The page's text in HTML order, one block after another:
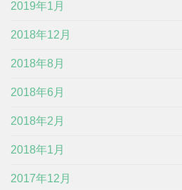
2019年1月
2018年12月
2018年8月
2018年6月
2018年2月
2018年1月
2017年12月